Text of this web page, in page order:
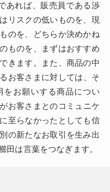
あれば、販売員である渉
リスクの低いものを、現
のを、どちらか決めかね
ものを、まずはおすすめ
きます。また、商品の中
お客さまに対しては、そ
をお願いする商品につい
お客さまとのコミュニケ
至らなかったとしても信
の新たなお取引を生み出
田は言葉をつなぎます。